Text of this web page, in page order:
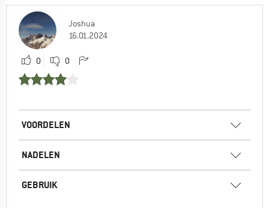
Joshua
16.01.2024
0 0
VOORDELEN
NADELEN
GEBRUIK